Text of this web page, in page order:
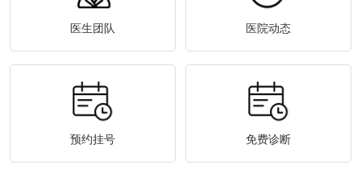
医生团队 医院动态
预约挂号 免费诊断